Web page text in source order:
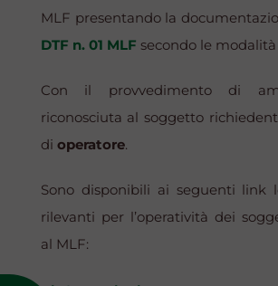
MLF presentando la
DTF n. 01 MLF secondo le
Con il provvedimento di
riconosciuta al soggetto
di operatore.
Sono disponibili ai seguenti link
rilevanti per l’operatività dei
al MLF: